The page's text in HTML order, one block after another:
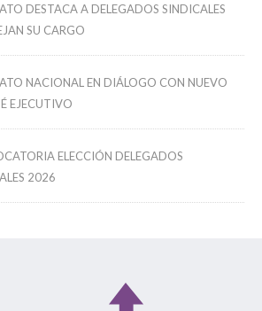
DESTACA A DELEGADOS SINDICALES
SU CARGO
NACIONAL EN DIÁLOGO CON NUEVO
EJECUTIVO
ELECCIÓN DELEGADOS
2026